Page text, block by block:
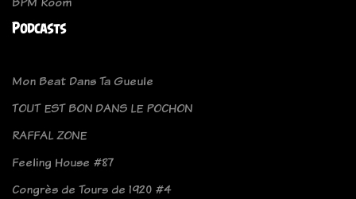
Podcasts
Mon Beat Dans Ta Gueule
TOUT EST BON DANS LE POCHON
RAFFAL ZONE
Feeling House #87
Congrès de Tours de 1920 #4